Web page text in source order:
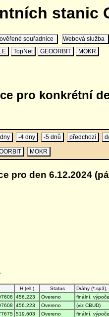
stanic
souřadnice Webová služba
TopNet GEOORBIT MOKR
pro konkrétní
-4 dny -5 dnů předchozí
MOKR
pro den 6.12.2024
H (ell.) Status
Dráhy (*.sp3),
456.223 Overeno
finální,
456.223 Overeno
(viz CBUD)
519.603 Overeno
finální,